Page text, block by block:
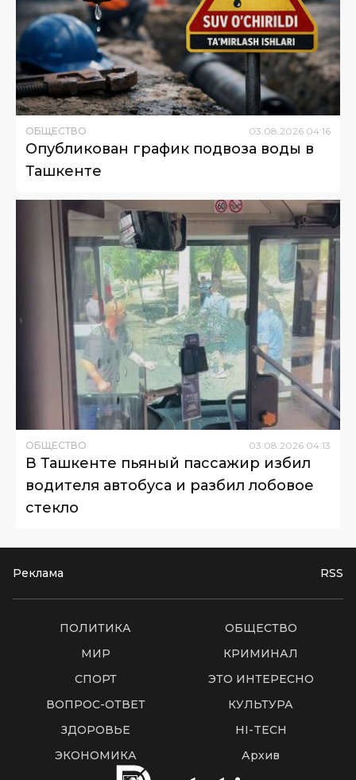
ОБЩЕСТВО 03 08 2026 04:16
Опубликован график подвоза воды в
Ташкенте
ОБЩЕСТВО 03.08.2026 04:13
В Ташкенте пьяный пассажир избил
водителя автобуса и разбил лобовое
стекло
Реклама RSS
ПОЛИТИКА
ОБЩЕСТВО
МИР
КРИМИНАЛ
СПОРТ
ЭТО ИНТЕРЕСНО
ВОПРОС-ОТВЕТ
КУЛЬТУРА
ЗДОРОВЬЕ
HI-TECH
ЭКОНОМИКА
Архив